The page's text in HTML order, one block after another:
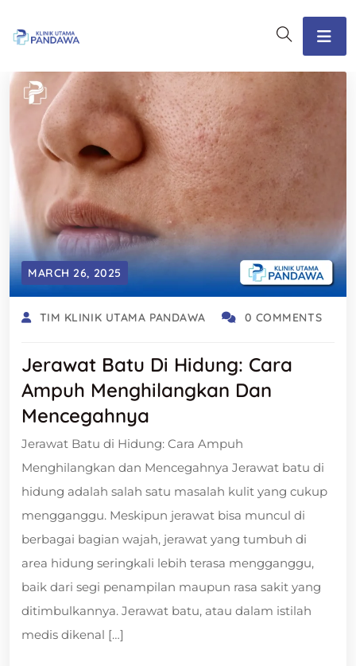
MARCH 26, 2025
TIM KLINIK UTAMA PANDAWA 0 COMMENTS
Jerawat Batu Di Hidung: Cara
Ampuh Menghilangkan Dan
Mencegahnya
Jerawat Batu di Hidung: Cara Ampuh
Menghilangkan dan Mencegahnya Jerawat batu di
hidung adalah salah satu masalah kulit yang cukup
mengganggu. Meskipun jerawat bisa muncul di
berbagai bagian wajah, jerawat yang tumbuh di
area hidung seringkali lebih terasa mengganggu,
baik dari segi penampilan maupun rasa sakit yang
ditimbulkannya. Jerawat batu, atau dalam istilah
medis dikenal […]